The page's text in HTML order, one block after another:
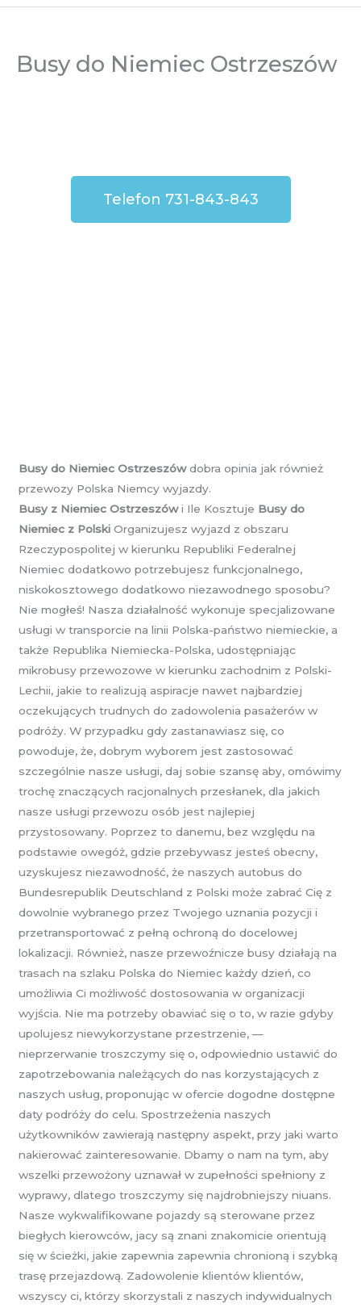
Busy do Niemiec Ostrzeszów
Telefon 731-843-843
Busy do Niemiec Ostrzeszówdobra opinia jak również
przewozy Polska Niemcy wyjazdy.
Busy z Niemiec Ostrzeszówi Ile Kosztuje Busy do
Niemiec z Polski Organizujesz wyjazd z obszaru
Rzeczypospolitej w kierunku Republiki Federalnej
Niemiec dodatkowo potrzebujesz funkcjonalnego,
niskokosztowego dodatkowo niezawodnego sposobu?
Nie mogłeś! Nasza działalność wykonuje specjalizowane
usługi w transporcie na linii Polska-państwo niemieckie, a
także Republika Niemiecka-Polska, udostępniając
mikrobusy przewozowe w kierunku zachodnim z Polski-
Lechii, jakie to realizują aspiracje nawet najbardziej
oczekujących trudnych do zadowolenia pasażerów w
podróży. W przypadku gdy zastanawiasz się, co
powoduje, że, dobrym wyborem jest zastosować
szczególnie nasze usługi, daj sobie szansę aby, omówimy
trochę znaczących racjonalnych przesłanek, dla jakich
nasze usługi przewozu osób jest najlepiej
przystosowany. Poprzez to danemu, bez względu na
podstawie owegóż, gdzie przebywasz jesteś obecny,
uzyskujesz niezawodność, że naszych autobus do
Bundesrepublik Deutschland z Polski może zabrać Cię z
dowolnie wybranego przez Twojego uznania pozycji i
przetransportować z pełną ochroną do docelowej
lokalizacji. Również, nasze przewoźnicze busy działają na
trasach na szlaku Polska do Niemiec każdy dzień, co
umożliwia Ci możliwość dostosowania w organizacji
wyjścia. Nie ma potrzeby obawiać się o to, w razie gdyby
upolujesz niewykorzystane przestrzenie, —
nieprzerwanie troszczymy się o, odpowiednio ustawić do
zapotrzebowania należących do nas korzystających z
naszych usług, proponując w ofercie dogodne dostępne
daty podróży do celu. Spostrzeżenia naszych
użytkowników zawierają następny aspekt, przy jaki warto
nakierować zainteresowanie. Dbamy o nam na tym, aby
wszelki przewożony uznawał w zupełności spełniony z
wyprawy, dlatego troszczymy się najdrobniejszy niuans.
Nasze wykwalifikowane pojazdy są sterowane przez
biegłych kierowców, jacy są znani znakomicie orientują
się w ścieżki, jakie zapewnia zapewnia chronioną i szybką
trasę przejazdową. Zadowolenie klientów klientów,
wszyscy ci, którzy skorzystali z naszych indywidualnych